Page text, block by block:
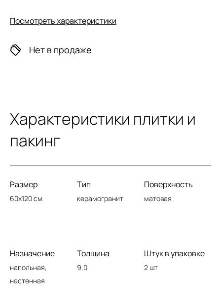
Посмотреть характеристики
Нет в продаже
Характеристики плитки и
пакинг
Размер
60x120 см
Тип
керамогранит
Поверхность
матовая
Назначение
напольная,
настенная
Толщина
9,0
Штук в упаковке
2 шт